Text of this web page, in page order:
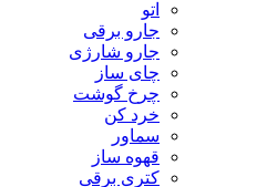
اتو
جارو برقی
جارو شارژی
چای ساز
چرخ گوشت
خرد کن
سماور
قهوه ساز
کتری برقی